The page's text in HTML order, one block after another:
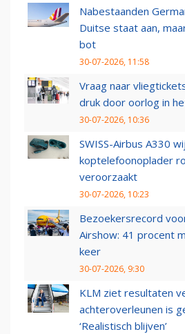
Nabestaanden
Duitse staat aan,
bot
30-07-2026, 11:58
Vraag naar
druk door oorlog in
30-07-2026, 10:36
SWISS-Airbus A330
koptelefoonoplader
veroorzaakt
30-07-2026, 10:23
Bezoekersrecord
Airshow: 41 procent
keer
30-07-2026, 9:30
KLM ziet resultaten
achteroverleunen is
‘Realistisch blijven’